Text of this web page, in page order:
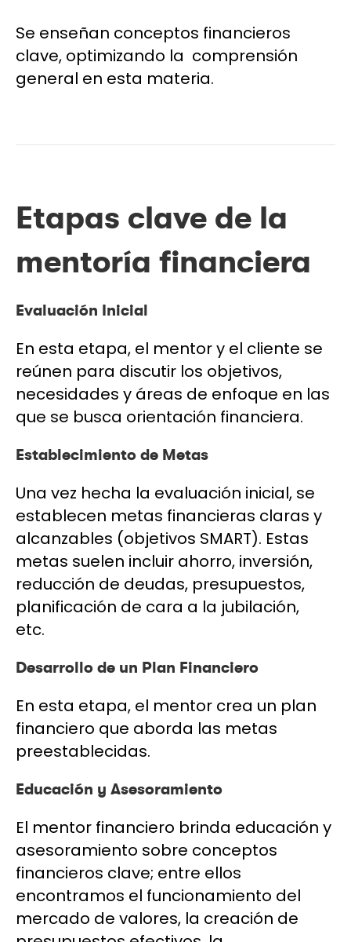
Se enseñan conceptos financieros
clave, optimizando la comprensión
general en esta materia.
Etapas clave de la
mentoría financiera
Evaluación Inicial
En esta etapa, el mentor y el cliente se
reúnen para discutir los objetivos,
necesidades y áreas de enfoque en las
que se busca orientación financiera.
Establecimiento de Metas
Una vez hecha la evaluación inicial, se
establecen metas financieras claras y
alcanzables (objetivos SMART). Estas
metas suelen incluir ahorro, inversión,
reducción de deudas, presupuestos,
planificación de cara a la jubilación,
etc.
Desarrollo de un Plan Financiero
En esta etapa, el mentor crea un plan
financiero que aborda las metas
preestablecidas.
Educación y Asesoramiento
El mentor financiero brinda educación y
asesoramiento sobre conceptos
financieros clave; entre ellos
encontramos el funcionamiento del
mercado de valores, la creación de